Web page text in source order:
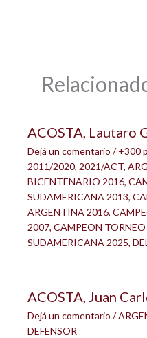
ACOSTA, Lautaro
Dejá un comentario /+300
2011/2020, 2021/ACT,
BICENTENARIO 2016,
SUDAMERICANA 2013,
ARGENTINA 2016,
2007, CAMPEON
SUDAMERICANA 2025,
ACOSTA, Juan
Dejá un comentario /
DEFENSOR